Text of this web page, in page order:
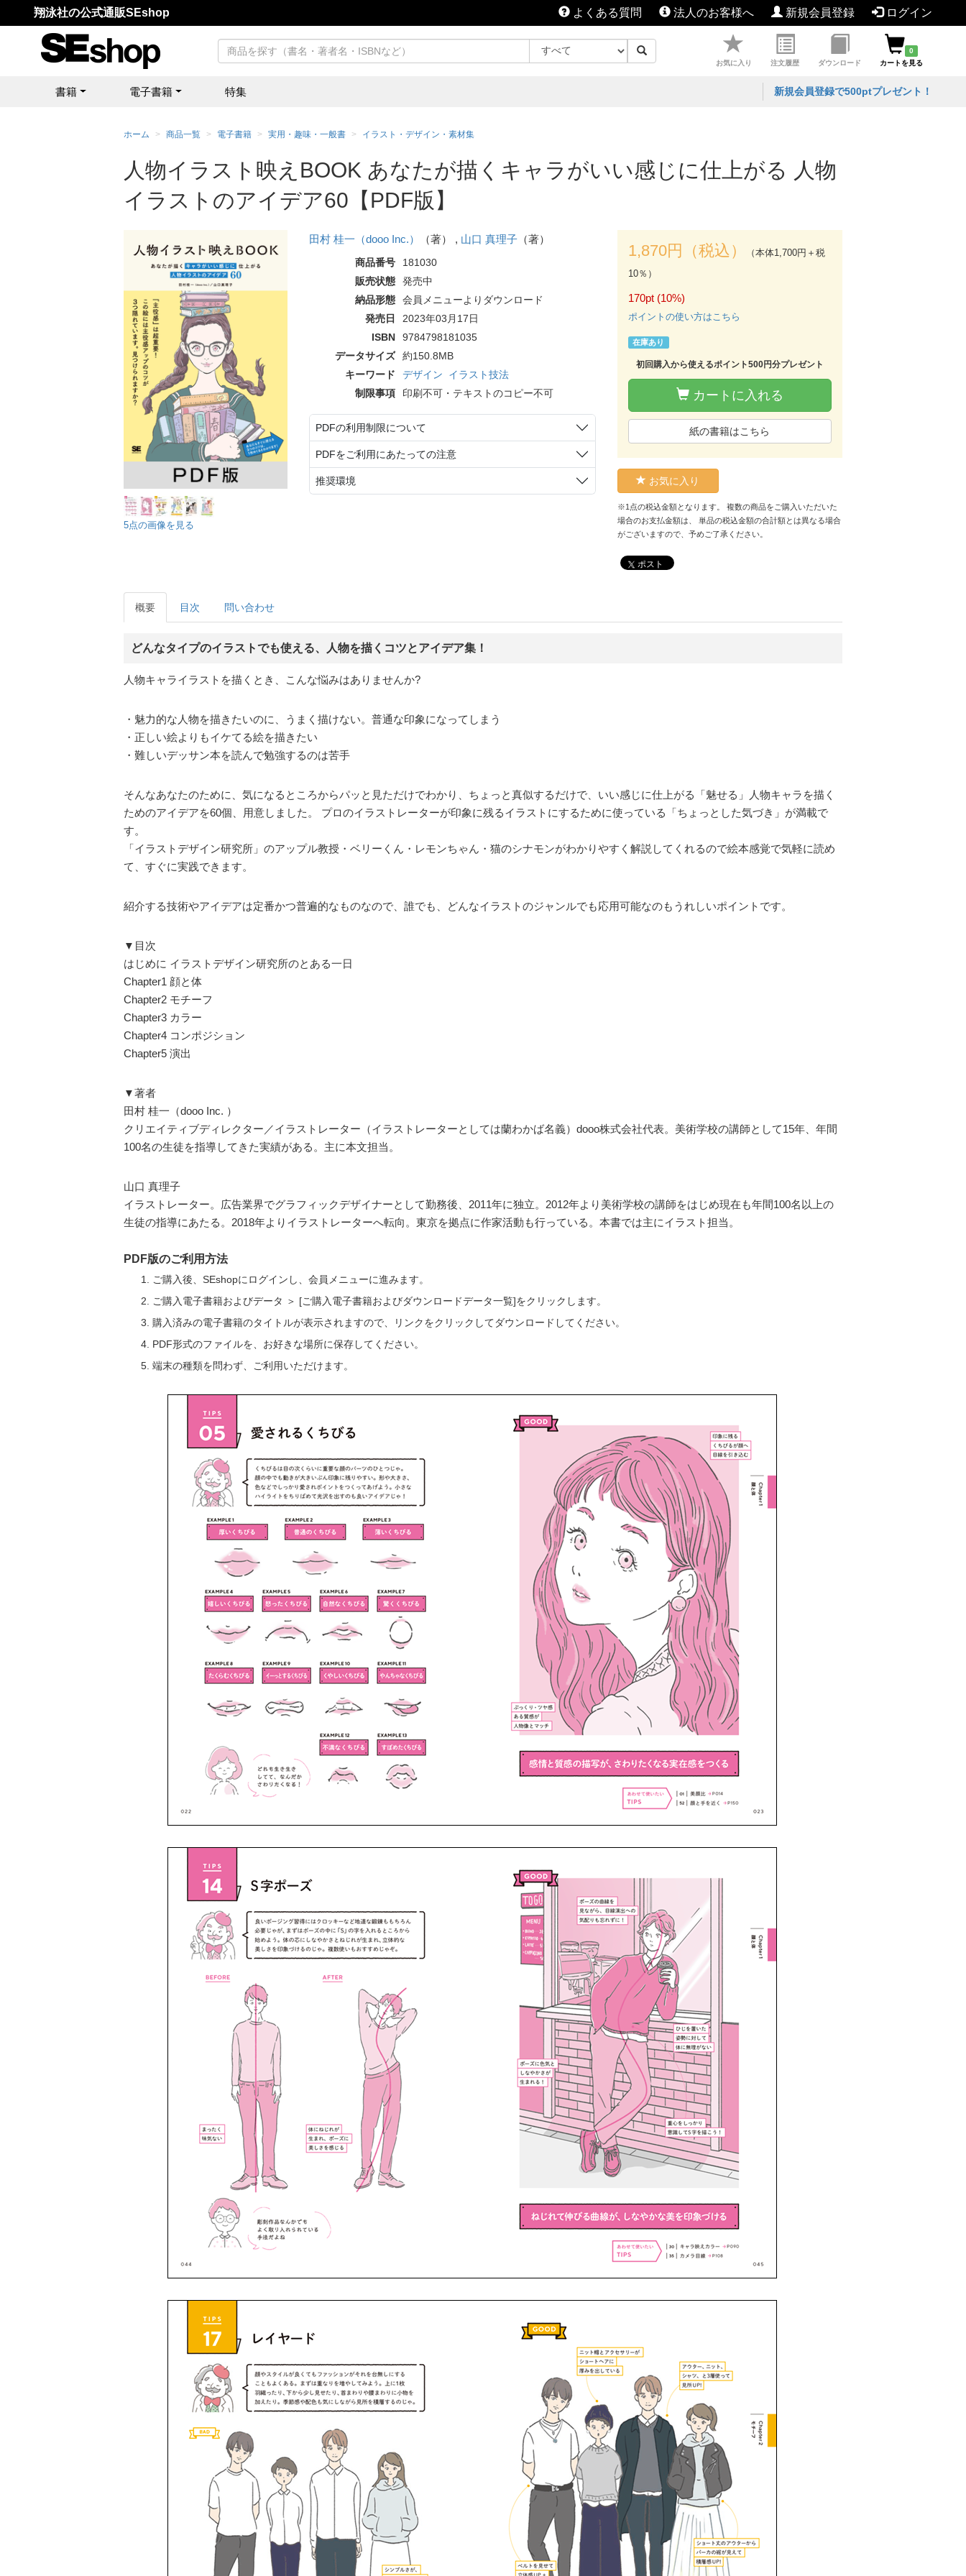
翔泳社の公式通販SEshop よくある質問 法人のお客様へ 新規会員登録 ログイン
お気に入り 注文履歴 ダウンロード
0
カートを見る
書籍 電子書籍 特集 新規会員登録で500ptプレゼント！
ホーム 商品一覧 電子書籍 実用・趣味・一般書 イラスト・デザイン・素材集
人物イラスト映えBOOK あなたが描くキャラがいい感じに仕上がる 人物
イラストのアイデア60【PDF版】
5点の画像を見る
田村 桂一（dooo Inc.） （著） , 山口 真理子（著）
商品番号
181030
販売状態
発売中
納品形態
会員メニューよりダウンロード
発売日
2023年03月17日
ISBN
9784798181035
データサイズ
約150.8MB
キーワード
デザイン
イラスト技法
制限事項
印刷不可・テキストのコピー不可
PDFの利用制限について
PDFをご利用にあたっての注意
推奨環境
1,870円（税込）
（本体1,700円＋税
10％）
170pt (10%)
ポイントの使い方はこちら
在庫あり
初回購入から使えるポイント500円分プレゼント
カートに入れる
紙の書籍はこちら
お気に入り
※1点の税込金額となります。 複数の商品をご購入いただいた
場合のお支払金額は、 単品の税込金額の合計額とは異なる場合
がございますので、予めご了承ください。
ポスト
概要 目次 問い合わせ
どんなタイプのイラストでも使える、人物を描くコツとアイデア集！
人物キャライラストを描くとき、こんな悩みはありませんか?
・魅力的な人物を描きたいのに、うまく描けない。普通な印象になってしまう
・正しい絵よりもイケてる絵を描きたい
・難しいデッサン本を読んで勉強するのは苦手
そんなあなたのために、気になるところからパッと見ただけでわかり、ちょっと真似するだけで、いい感じに仕上がる「魅せる」人物キャラを描く
ためのアイデアを60個、用意しました。 プロのイラストレーターが印象に残るイラストにするために使っている「ちょっとした気づき」が満載で
す。
「イラストデザイン研究所」のアップル教授・ベリーくん・レモンちゃん・猫のシナモンがわかりやすく解説してくれるので絵本感覚で気軽に読め
て、すぐに実践できます。
紹介する技術やアイデアは定番かつ普遍的なものなので、誰でも、どんなイラストのジャンルでも応用可能なのもうれしいポイントです。
▼目次
はじめに イラストデザイン研究所のとある一日
Chapter1 顔と体
Chapter2 モチーフ
Chapter3 カラー
Chapter4 コンポジション
Chapter5 演出
▼著者
田村 桂一（dooo Inc. ）
クリエイティブディレクター／イラストレーター（イラストレーターとしては蘭わかば名義）dooo株式会社代表。美術学校の講師として15年、年間
100名の生徒を指導してきた実績がある。主に本文担当。
山口 真理子
イラストレーター。広告業界でグラフィックデザイナーとして勤務後、2011年に独立。2012年より美術学校の講師をはじめ現在も年間100名以上の
生徒の指導にあたる。2018年よりイラストレーターへ転向。東京を拠点に作家活動も行っている。本書では主にイラスト担当。
PDF版のご利用方法
ご購入後、SEshopにログインし、会員メニューに進みます。
ご購入電子書籍およびデータ ＞ [ご購入電子書籍およびダウンロードデータ一覧]をクリックします。
購入済みの電子書籍のタイトルが表示されますので、リンクをクリックしてダウンロードしてください。
PDF形式のファイルを、お好きな場所に保存してください。
端末の種類を問わず、ご利用いただけます。